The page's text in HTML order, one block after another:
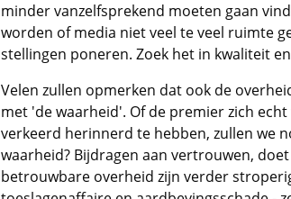
minder vanzelfsprekend moeten gaan
worden of media niet veel te veel ruimte
stellingen poneren. Zoek het in kwaliteit
Velen zullen opmerken dat ook de
met 'de waarheid'. Of de premier zich
verkeerd herinnerd te hebben, zullen we
waarheid? Bijdragen aan vertrouwen,
betrouwbare overheid zijn verder